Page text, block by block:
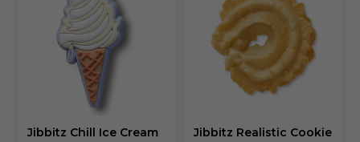
Jibbitz Chill Ice Cream
Jibbitz Realistic Cookie